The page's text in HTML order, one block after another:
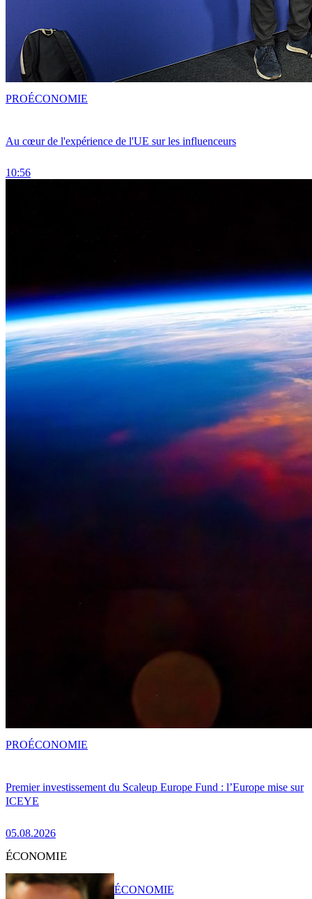
Au cœur de l'expérience de l'UE sur les influenceurs
10:56
PROÉCONOMIE
Premier investissement du Scaleup Europe Fund : l’Europe mise sur
ICEYE
05.08.2026
PROÉCONOMIE
ÉCONOMIE
ÉCONOMIE